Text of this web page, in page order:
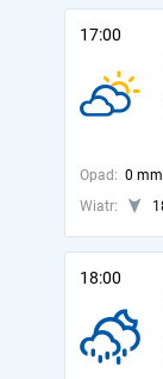
17:00
Opad: 0 mm
Wiatr:
18:00